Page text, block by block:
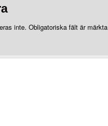
inte. Obligatoriska fält är märkta